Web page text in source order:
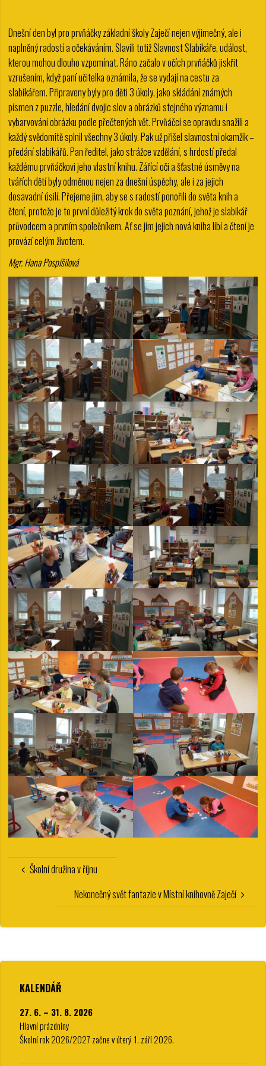
Dnešní den byl pro prvňáčky základní školy Zaječí nejen výjimečný, ale i
naplněný radostí a očekáváním. Slavili totiž Slavnost Slabikáře, událost,
kterou mohou dlouho vzpomínat. Ráno začalo v očích prvňáčků jiskřit
vzrušením, když paní učitelka oznámila, že se vydají na cestu za
slabikářem. Připraveny byly pro děti 3 úkoly, jako skládání známých
písmen z puzzle, hledání dvojic slov a obrázků stejného významu i
vybarvování obrázku podle přečtených vět. Prvňáčci se opravdu snažili a
každý svědomitě splnil všechny 3 úkoly. Pak už přišel slavnostní okamžik –
předání slabikářů. Pan ředitel, jako strážce vzdělání, s hrdostí předal
každému prvňáčkovi jeho vlastní knihu. Zářící oči a šťastné úsměvy na
tvářích dětí byly odměnou nejen za dnešní úspěchy, ale i za jejich
dosavadní úsilí. Přejeme jim, aby se s radostí ponořili do světa knih a
čtení, protože je to první důležitý krok do světa poznání, jehož je slabikář
průvodcem a prvním společníkem. Ať se jim jejich nová kniha líbí a čtení je
provází celým životem.
Mgr. Hana Pospíšilová
Školní družina v říjnu
Nekonečný svět fantazie v Místní knihovně Zaječí
KALENDÁŘ
27. 6. – 31. 8. 2026
Hlavní prázdniny
Školní rok 2026/2027 začne v úterý 1. září 2026.